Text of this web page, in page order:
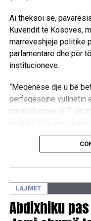
Ai theksoi se,
Kuvendit të Kosovës,
marrëveshjeje politike
parlamentare dhe për
institucioneve.
“Meqenëse dje u bë
përfaqësojnë vullnetin
parakohshme të 7
nënkupton edhe
parlamentare, që
dëmshme për
vendit, nuk është e
marrëveshje për
presidentes së re”, tha
LAJMET
Abdixhiku